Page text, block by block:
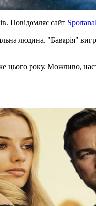
Повідомляє сайт
людина. "Баварія"
року. Можливо,